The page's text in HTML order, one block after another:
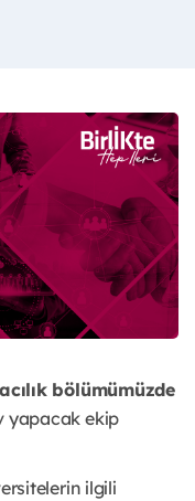
bölümümüzde
yapacak ekip
ilgili